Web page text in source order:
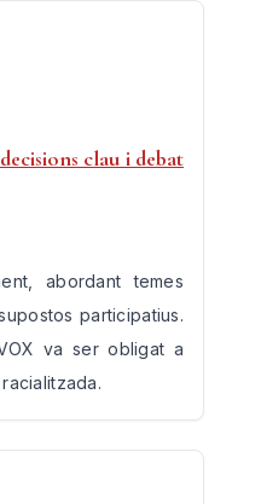
clau i debat
abordant temes
participatius.
va ser obligat a